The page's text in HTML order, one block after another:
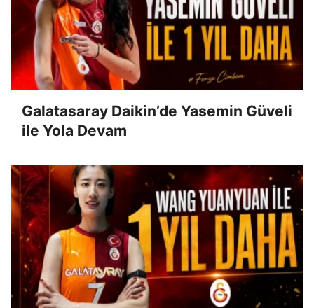
Galatasaray Daikin’de Yasemin Güveli
ile Yola Devam